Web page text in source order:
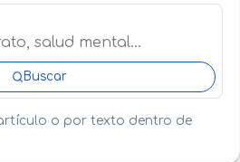
en esta ley
Buscar
o por texto dentro de